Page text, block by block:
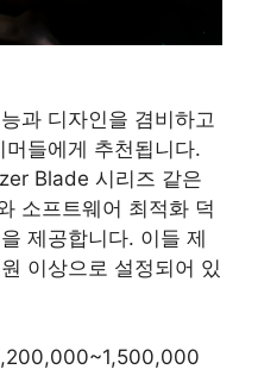
과 디자인을 겸비하고
들에게 추천됩니다.
Blade 시리즈 같은
소프트웨어 최적화 덕
제공합니다. 이들 제
이상으로 설정되어 있